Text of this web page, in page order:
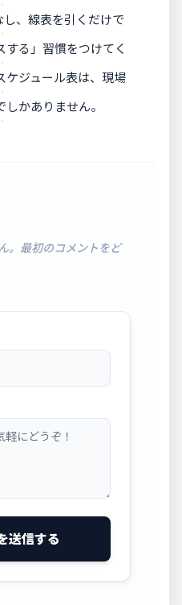
、線表を引くだけで
する」習慣をつけてく
ケジュール表は、現場
かありません。
。最初のコメントをど
送信する